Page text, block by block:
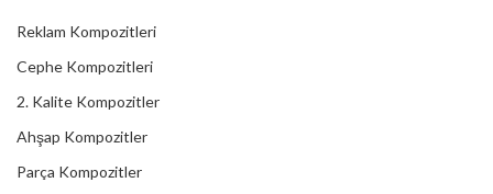
Reklam Kompozitleri
Cephe Kompozitleri
2. Kalite Kompozitler
Ahşap Kompozitler
Parça Kompozitler